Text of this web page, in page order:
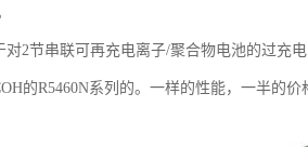
对2节串联可再充电离子/聚合物电池的过充
的R5460N系列的。一样的性能，一半的价